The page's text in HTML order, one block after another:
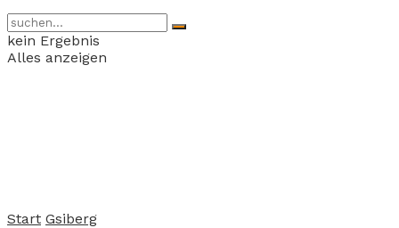
kein Ergebnis
Alles anzeigen
Start Gsiberg